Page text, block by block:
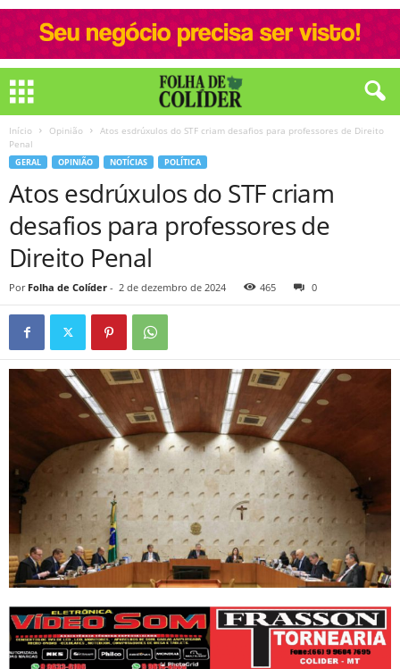
Início Opinião
Atos esdrúxulos do STF criam desafios para professores de Direito
Penal
GERAL OPINIÃO NOTÍCIAS POLÍTICA
Atos esdrúxulos do STF criam
desafios para professores de
Direito Penal
Por Folha de Colíder - 2 de dezembro de 2024 465 0